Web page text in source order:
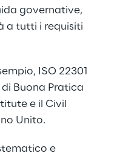
governative,
a tutti i requisiti
ISO 22301
di Buona Pratica
e il Civil
Unito.
e